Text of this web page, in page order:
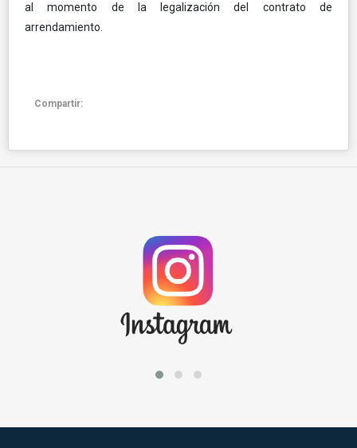
al momento de la legalización del contrato de
arrendamiento.
Compartir: